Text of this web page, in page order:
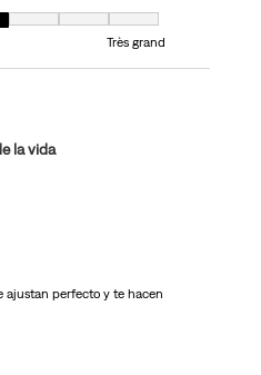
petit et 7 est égal à Très grand
Très grand
la vida
ajustan perfecto y te hacen